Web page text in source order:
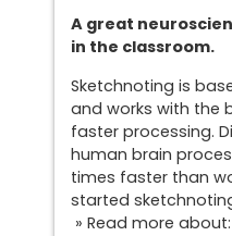
A great
in the classroom.
Sketchnoting is
and works with the
faster processing.
human brain
times faster than
started
» Read more